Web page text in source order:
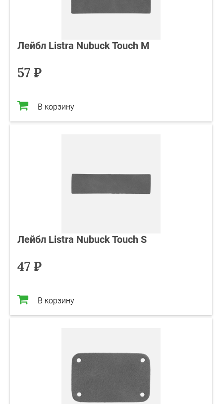
Лейбл Listra Nubuck Touch M
57 ₽
В корзину
Лейбл Listra Nubuck Touch S
47 ₽
В корзину